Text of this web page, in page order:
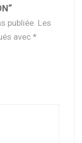
publiée. Les
avec *